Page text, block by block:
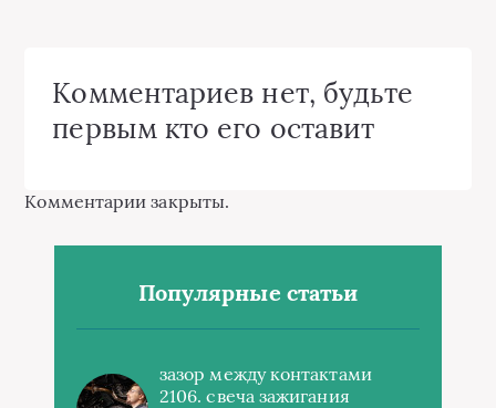
Комментариев нет, будьте
первым кто его оставит
Комментарии закрыты.
Популярные статьи
зазор между контактами
2106. свеча зажигания